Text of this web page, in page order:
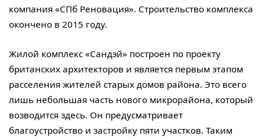
компания «СПб Реновация». Строительство комплекса
окончено в 2015 году.
Жилой комплекс «Сандэй» построен по проекту
британских архитекторов и является первым этапом
расселения жителей старых домов района. Это всего
лишь небольшая часть нового микрорайона, который
возводится здесь. Он предусматривает
благоустройство и застройку пяти участков. Таким